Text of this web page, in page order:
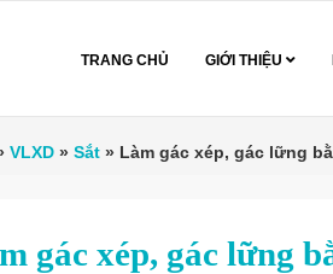
TRANG CHỦ GIỚI THIỆU
VLXD » Sắt » Làm gác xép, gác lững
gác xép, gác lững